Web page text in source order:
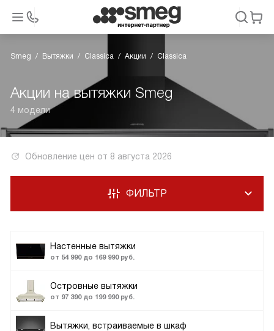
Smeg Вытяжки Classica Акции Classica
Акции на вытяжки Smeg
4 модели
Обновление цен от 8 августа 2026
Настенные вытяжки
от 54 990 до 169 990 руб.
Островные вытяжки
от 97 390 до 199 990 руб.
Вытяжки, встраиваемые в шкаф
ФИЛЬТР